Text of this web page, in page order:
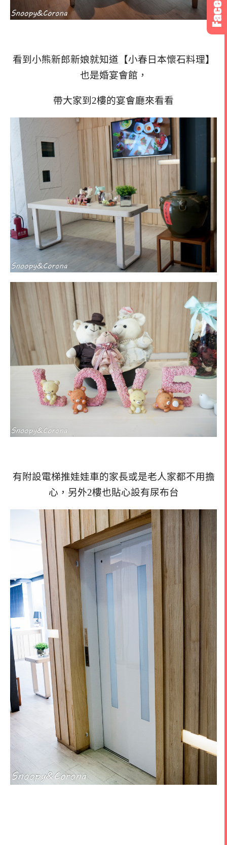
看到小熊新郎新娘就知道【小春日本懷石料理】
也是婚宴會館，
帶大家到2樓的宴會廳來看看
有附設電梯推娃娃車的家長或是老人家都不用擔
心，另外2樓也貼心設有尿布台